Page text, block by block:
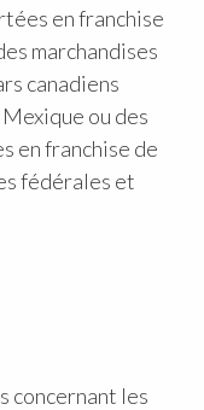
en franchise
marchandises
canadiens
ou des
en franchise de
fédérales et
concernant les